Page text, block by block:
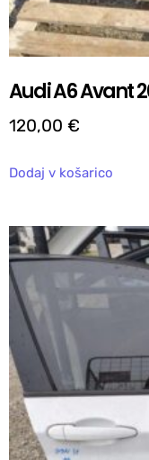
Audi A6 Avant
120,00 €
Dodaj v košarico